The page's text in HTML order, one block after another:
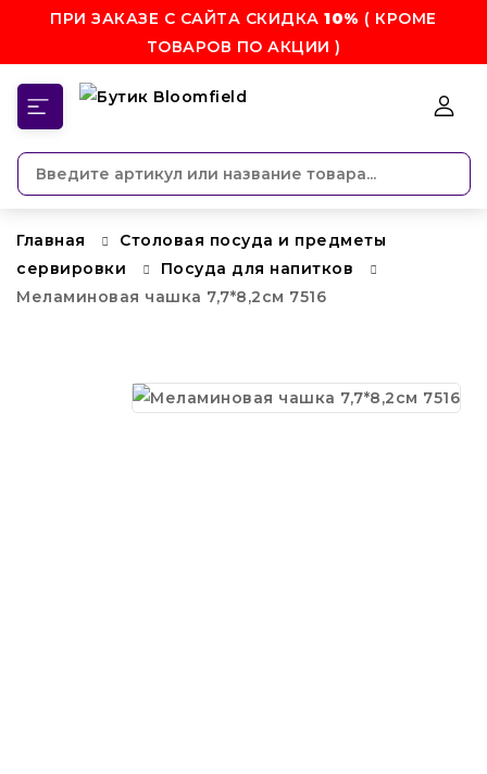
ПРИ ЗАКАЗЕ С САЙТА СКИДКА10% ( КРОМЕ
ТОВАРОВ ПО АКЦИИ )
Главная
Столовая посуда и предметы
сервировки
Посуда для напитков
Меламиновая чашка 7,7*8,2см 7516